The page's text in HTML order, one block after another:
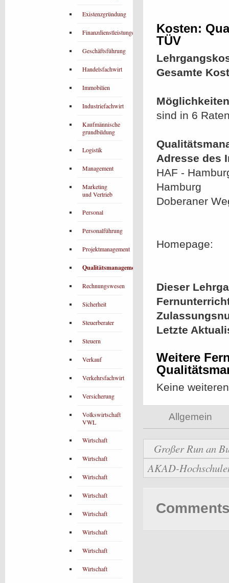
Kosten:
TÜV
Gesamte
sind in 6
Adresse des
HAF -
Hamburg
Doberaner
Homepage:
Dieser
Letzte
Weitere
Keine
Allgemein
Großer Run an
AKAD-
Existenzgründung
Finanzdienstleistungen
Geschäftsführung
Handelsfachwirt
Immobilien
Industriefachwirt
Kaufmännische
grundbildung
Logistik
Management
Marketing
und Vertrieb
Personal
Personalführung
Projektmanagement
Qualitätsmanagement
Rechnungswesen
Sicherheit
Steuerberater
Steuern
Verkauf
Verkehrsfachwirt
Versicherung
Volkswirtschaft
VWL
Wirtschaft
Wirtschaft
Wirtschaft
Wirtschaft
Wirtschaft
Wirtschaft
Wirtschaft
Wirtschaft